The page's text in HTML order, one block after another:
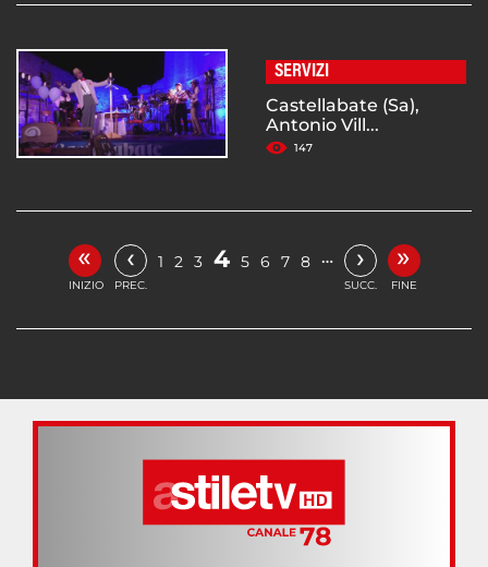
SERVIZI
Castellabate (Sa),
Antonio Vill...
147
«
INIZIO
‹
PREC.
1 2 3 4 5 6 7 8 … ›
SUCC.
»
FINE